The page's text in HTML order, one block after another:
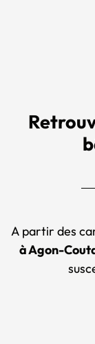
A partir des
à Agon-